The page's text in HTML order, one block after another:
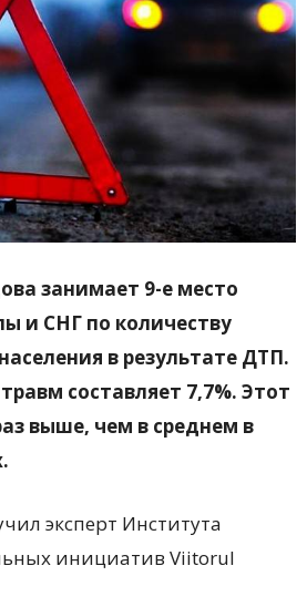
занимает 9-е место
и СНГ по количеству
в результате ДТП.
составляет 7,7%. Этот
выше, чем в среднем в
эксперт Института
инициатив Viitorul